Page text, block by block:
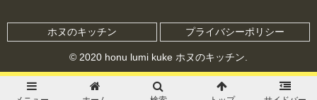
ホヌのキッチン プライバシーポリシー
© 2020 honu lumi kuke ホヌのキッチン.